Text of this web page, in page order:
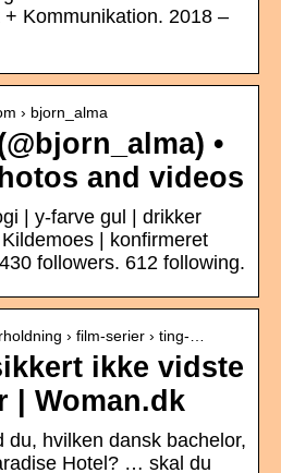
Kommunikation. 2018 –
› bjorn_alma
•
and videos
| y-farve gul | drikker
| konfirmeret
followers. 612 following.
› film-serier › ting-…
ikke vidste
| Woman.dk
hvilken dansk bachelor,
Hotel? … skal du